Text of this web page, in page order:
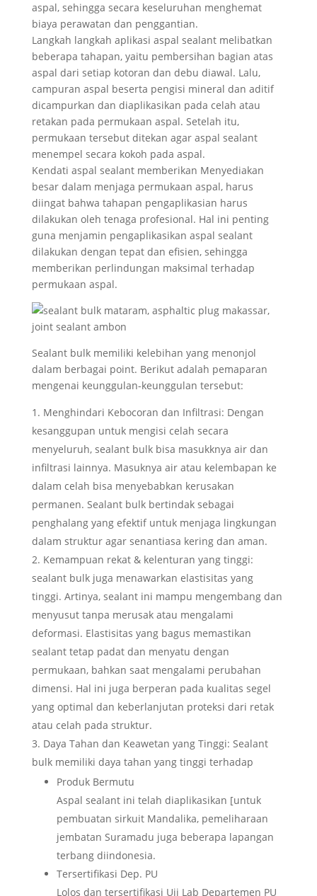
aspal, sehingga secara keseluruhan menghemat
biaya perawatan dan penggantian.
Langkah langkah aplikasi aspal sealant melibatkan
beberapa tahapan, yaitu pembersihan bagian atas
aspal dari setiap kotoran dan debu diawal. Lalu,
campuran aspal beserta pengisi mineral dan aditif
dicampurkan dan diaplikasikan pada celah atau
retakan pada permukaan aspal. Setelah itu,
permukaan tersebut ditekan agar aspal sealant
menempel secara kokoh pada aspal.
Kendati aspal sealant memberikan Menyediakan
besar dalam menjaga permukaan aspal, harus
diingat bahwa tahapan pengaplikasian harus
dilakukan oleh tenaga profesional. Hal ini penting
guna menjamin pengaplikasikan aspal sealant
dilakukan dengan tepat dan efisien, sehingga
memberikan perlindungan maksimal terhadap
permukaan aspal.
Sealant bulk memiliki kelebihan yang menonjol
dalam berbagai point. Berikut adalah pemaparan
mengenai keunggulan-keunggulan tersebut:
Menghindari Kebocoran dan Infiltrasi: Dengan
kesanggupan untuk mengisi celah secara
menyeluruh, sealant bulk bisa masukknya air dan
infiltrasi lainnya. Masuknya air atau kelembapan ke
dalam celah bisa menyebabkan kerusakan
permanen. Sealant bulk bertindak sebagai
penghalang yang efektif untuk menjaga lingkungan
dalam struktur agar senantiasa kering dan aman.
Kemampuan rekat & kelenturan yang tinggi:
sealant bulk juga menawarkan elastisitas yang
tinggi. Artinya, sealant ini mampu mengembang dan
menyusut tanpa merusak atau mengalami
deformasi. Elastisitas yang bagus memastikan
sealant tetap padat dan menyatu dengan
permukaan, bahkan saat mengalami perubahan
dimensi. Hal ini juga berperan pada kualitas segel
yang optimal dan keberlanjutan proteksi dari retak
atau celah pada struktur.
Daya Tahan dan Keawetan yang Tinggi: Sealant
bulk memiliki daya tahan yang tinggi terhadap
Produk Bermutu
Aspal sealant ini telah diaplikasikan [untuk
pembuatan sirkuit Mandalika, pemeliharaan
jembatan Suramadu juga beberapa lapangan
terbang diindonesia.
Tersertifikasi Dep. PU
Lolos dan tersertifikasi Uji Lab Departemen PU